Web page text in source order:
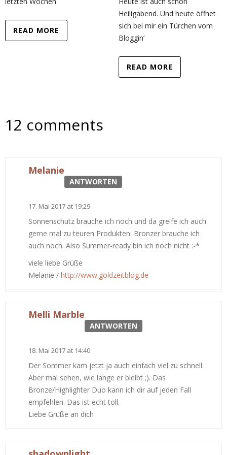
READ MORE
Heiligabend. Und heute öffnet
sich bei mir ein Türchen vom
Bloggin’
READ MORE
12 comments
Melanie
ANTWORTEN
17. Mai 2017 at 19:29
Sonnenschutz brauche ich noch und da greife ich auch
gerne mal zu teuren Produkten. Bronzer brauche ich
auch noch. Also Summer-ready bin ich noch nicht :-*
viele liebe Grüße
Melanie / http://www.goldzeitblog.de
Melli Marble
ANTWORTEN
18. Mai 2017 at 14:40
Der Sommer kam jetzt ja auch einfach viel zu schnell.
Aber mal sehen, wie lange er bleibt ;). Das
Bronze/Highlighter Duo kann ich dir auf jeden Fall
empfehlen. Das ist echt toll.
Liebe Grüße an dich